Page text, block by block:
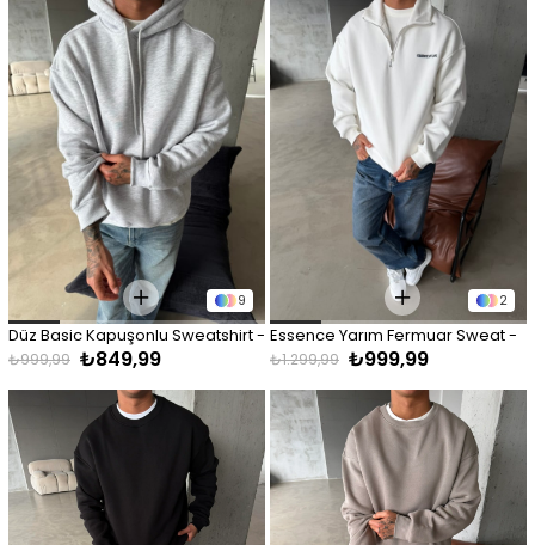
9
Düz Basic Kapuşonlu Sweatshirt -
Karmelanj₺849,99
₺999,99
2
Essence Yarım Fermuar Sweat -
Beyaz
₺999,99
₺1.299,99